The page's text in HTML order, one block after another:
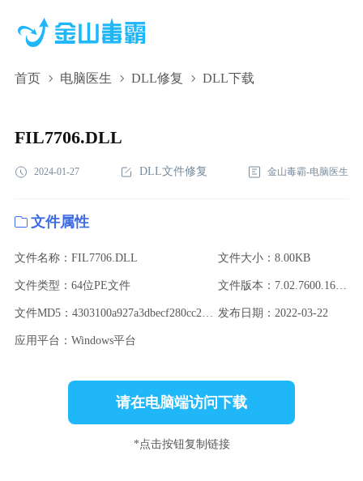
首页 电脑医生 DLL修复 DLL下载
FIL7706.DLL,FIL7706.DLL下载,FIL7706.DLL修复
FIL7706.DLL
2024-01-27 DLL文件修复 金山毒霸-电脑医生
文件属性
文件名称：FIL7706.DLL 文件大小：8.00KB
文件类型：64位PE文件 文件版本：7.02.7600.16385
文件MD5：4303100a927a3dbecf280cc2b5798b7f 发布日期：2022-03-22
应用平台：Windows平台
请在电脑端访问下载
*点击按钮复制链接